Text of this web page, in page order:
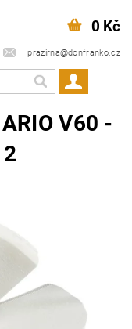
prazirna@donfranko.cz
0 Kč
V60 -